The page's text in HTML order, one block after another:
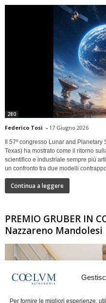
Per fornire le migliori esperienze,
280
Federico Tosi - 17 Giugno 2026
Il 57º congresso Lunar and
Texas) ha mostrato come il ritorno
scientifico e industriale sempre più
un confronto tra due modelli
Continua a leggere
PREMIO GRUBER IN
Nazzareno Mandolesi